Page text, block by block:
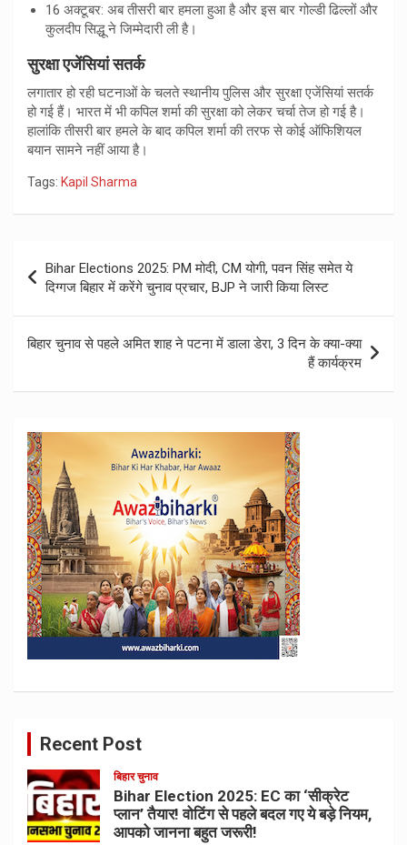
16 अक्टूबर: अब तीसरी बार हमला हुआ है और इस बार गोल्डी ढिल्लों और
कुलदीप सिद्धू ने जिम्मेदारी ली है।
सुरक्षा एजेंसियां सतर्क
लगातार हो रही घटनाओं के चलते स्थानीय पुलिस और सुरक्षा एजेंसियां सतर्क
हो गई हैं। भारत में भी कपिल शर्मा की सुरक्षा को लेकर चर्चा तेज हो गई है।
हालांकि तीसरी बार हमले के बाद कपिल शर्मा की तरफ से कोई ऑफिशियल
बयान सामने नहीं आया है।
Tags: Kapil Sharma
navigation
Bihar Elections 2025: PM मोदी, CM योगी, पवन सिंह समेत ये
दिग्गज बिहार में करेंगे चुनाव प्रचार, BJP ने जारी किया लिस्ट
बिहार चुनाव से पहले अमित शाह ने पटना में डाला डेरा, 3 दिन के क्या-क्या
हैं कार्यक्रम
Recent Post
बिहार चुनाव
Bihar Election 2025: EC का ‘सीक्रेट
प्लान’ तैयार! वोटिंग से पहले बदल गए ये बड़े नियम,
आपको जानना बहुत जरूरी!